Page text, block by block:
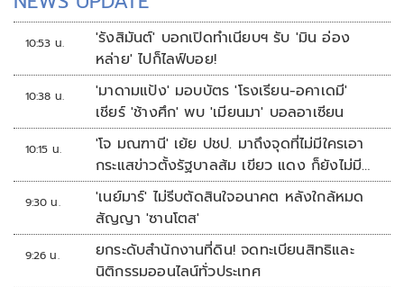
10:53 น.
'รังสิมันต์' บอกเปิดทำเนียบฯ รับ 'มิน อ่อง
หล่าย' ไปก็ไลฟ์บอย!
10:38 น.
'มาดามแป้ง' มอบบัตร 'โรงเรียน-อคาเดมี'
เชียร์ 'ช้างศึก' พบ 'เมียนมา' บอลอาเซียน
10:15 น.
'โจ มณฑานี' เย้ย ปชป. มาถึงจุดที่ไม่มีใครเอา
กระแสข่าวตั้งรัฐบาลส้ม เขียว แดง ก็ยังไม่มีฟ้า
เลย
9:30 น.
'เนย์มาร์' ไม่รีบตัดสินใจอนาคต หลังใกล้หมด
สัญญา 'ซานโตส'
9:26 น.
ยกระดับสำนักงานที่ดิน! จดทะเบียนสิทธิและ
นิติกรรมออนไลน์ทั่วประเทศ